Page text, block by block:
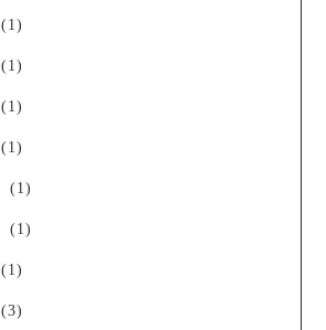
(1)
(1)
(1)
(1)
(1)
(1)
(1)
(3)